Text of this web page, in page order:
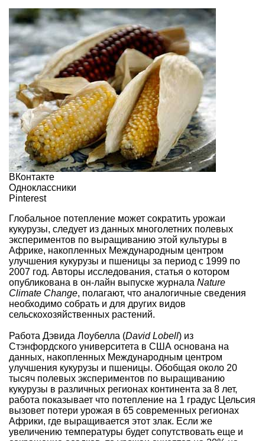
ВКонтакте
Одноклассники
Pinterest
Глобальное потепление может сократить урожаи
кукурузы, следует из данных многолетних полевых
экспериментов по выращиванию этой культуры в
Африке, накопленных Международным центром
улучшения кукурузы и пшеницы за период с 1999 по
2007 год. Авторы исследования, статья о котором
опубликована в он-лайн выпуске журнала Nature
Climate Change, полагают, что аналогичные сведения
необходимо собрать и для других видов
сельскохозяйственных растений.
Работа Дэвида Лоубелла (David Lobell) из
Стэнфордского университета в США основана на
данных, накопленных Международным центром
улучшения кукурузы и пшеницы. Обобщая около 20
тысяч полевых экспериментов по выращиванию
кукурузы в различных регионах континента за 8 лет,
работа показывает что потепление на 1 градус Цельсия
вызовет потери урожая в 65 современных регионах
Африки, где выращивается этот злак. Если же
увеличению температуры будет сопутствовать еще и